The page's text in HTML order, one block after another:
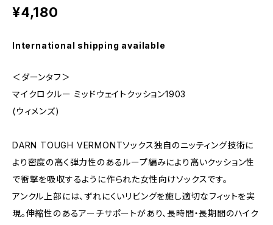
¥4,180
International shipping available
＜ダーンタフ＞
マイクロクルー ミッドウェイトクッション1903
(ウィメンズ)
DARN TOUGH VERMONTソックス独自のニッティング技術に
より密度の高く弾力性のあるループ編みにより高いクッション性
で衝撃を吸収するように作られた女性向けソックスです。
アンクル上部には、ずれにくいリビングを施し適切なフィットを実
現。伸縮性のあるアーチサポートがあり、長時間・長期間のハイク